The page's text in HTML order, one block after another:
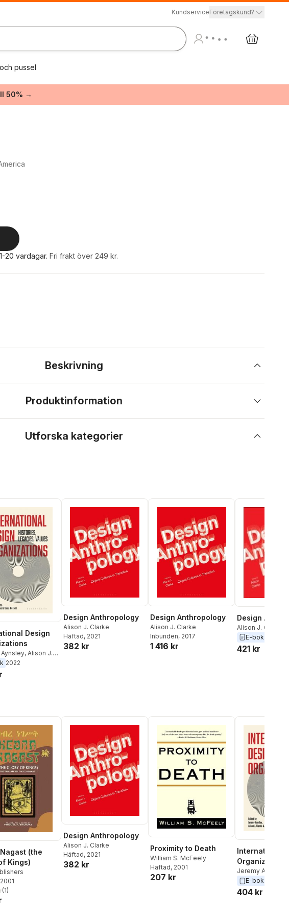
KundserviceFöretagskund?
pussel
50% →
20 vardagar. Fri frakt över 249 kr.
Beskrivning
Produktinformation
Utforska kategorier
Design
, Alison J.
Messell
2022
Design Anthropology
Alison J. Clarke
Häftad, 2021
382 kr
Design Anthropology
Alison J. Clarke
Inbunden, 2017
1 416 kr
Design
Alison J. Clarke
E-bok
421 kr
(the
Kings)
stjärnor. Totalt antal röster:
(1)
Design Anthropology
Alison J. Clarke
Häftad, 2021
382 kr
Proximity to Death
William S. McFeely
Häftad, 2001
207 kr
International
Organizations
Jeremy Aynsley
Clarke,Tania
E-bok
404 kr